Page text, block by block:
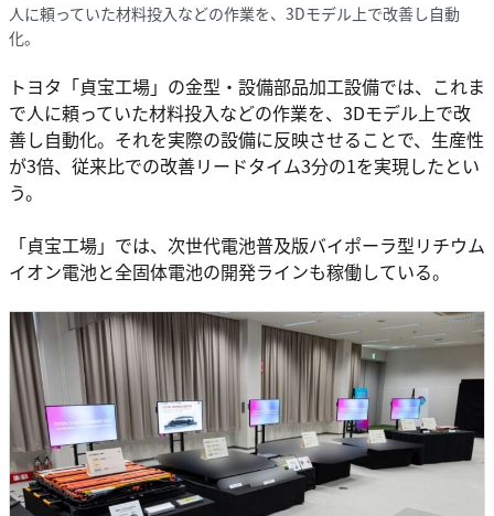
人に頼っていた材料投入などの作業を、3Dモデル上で改善し自動
化。
トヨタ「貞宝工場」の金型・設備部品加工設備では、これま
で人に頼っていた材料投入などの作業を、3Dモデル上で改
善し自動化。それを実際の設備に反映させることで、生産性
が3倍、従来比での改善リードタイム3分の1を実現したとい
う。
「貞宝工場」では、次世代電池普及版バイポーラ型リチウム
イオン電池と全固体電池の開発ラインも稼働している。